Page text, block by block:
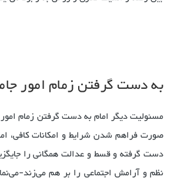
‌‌به دست گرفتن زمام امور
مسئولیت دیگر امام به دست گرفتن زمام
صورت فراهم شدن شرایط و امکانات کافی،
دست گرفته و قسط و عدالت همگانی را
نظم و آرامش اجتماعی را بر هم می‌زند-